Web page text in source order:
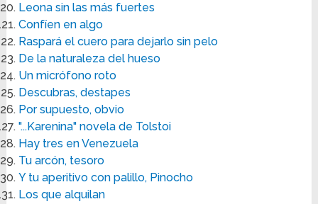
Leona sin las más fuertes
Confíen en algo
Raspará el cuero para dejarlo sin pelo
De la naturaleza del hueso
Un micrófono roto
Descubras, destapes
Por supuesto, obvio
"...Karenina" novela de Tolstoi
Hay tres en Venezuela
Tu arcón, tesoro
Y tu aperitivo con palillo, Pinocho
Los que alquilan